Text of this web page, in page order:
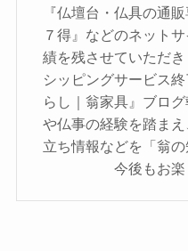
『仏壇台・仏具の通
７得』などのネット
績を残させていただ
シッピングサービス
らし｜翁家具』ブロ
や仏事の経験を踏ま
立ち情報などを「翁の
今後もお楽